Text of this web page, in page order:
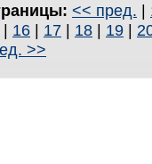
<< пред. |
| 16 | 17 | 18 | 19 |
>>